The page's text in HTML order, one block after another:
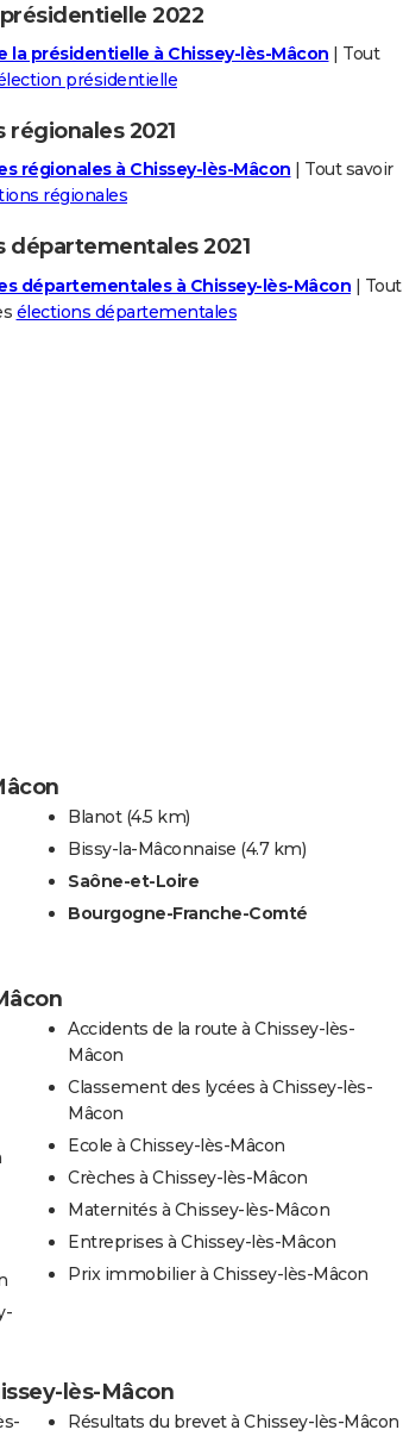
2022
la présidentielle à Chissey-lès-Mâcon | Tout
présidentielle
régionales 2021
régionales à Chissey-lès-Mâcon | Tout savoir
régionales
départementales 2021
départementales à Chissey-lès-Mâcon | Tout
élections départementales
Blanot (4.5 km)
Bissy-la-Mâconnaise (4.7 km)
Saône-et-Loire
Bourgogne-Franche-Comté
Accidents de la route à Chissey-lès-
Mâcon
Classement des lycées à Chissey-lès-
Mâcon
Ecole à Chissey-lès-Mâcon
Crèches à Chissey-lès-Mâcon
Maternités à Chissey-lès-Mâcon
Entreprises à Chissey-lès-Mâcon
Prix immobilier à Chissey-lès-Mâcon
lès-Mâcon
Résultats du brevet à Chissey-lès-Mâcon